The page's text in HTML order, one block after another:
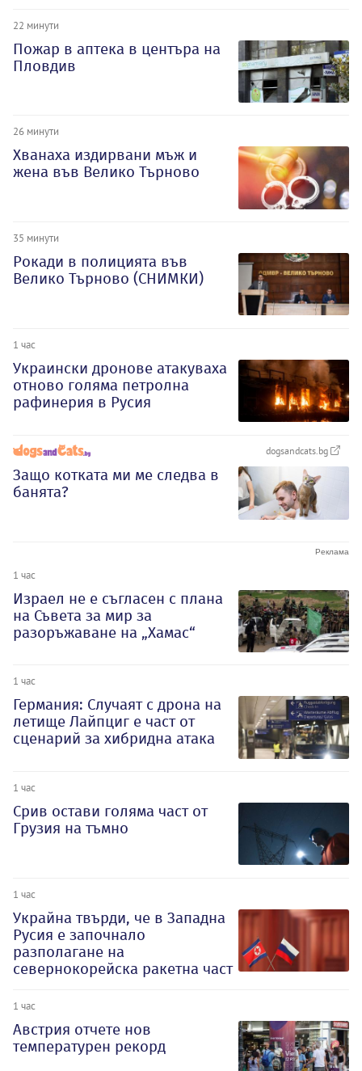
22 минути
Пожар в аптека в центъра на
Пловдив
26 минути
Хванаха издирвани мъж и
жена във Велико Търново
35 минути
Рокади в полицията във
Велико Търново (СНИМКИ)
1 час
Украински дронове атакуваха
отново голяма петролна
рафинерия в Русия
dogsandcats.bg
Защо котката ми ме следва в
банята?
1 час
Израел не е съгласен с плана
на Съвета за мир за
разоръжаване на „Хамас“
1 час
Германия: Случаят с дрона на
летище Лайпциг е част от
сценарий за хибридна атака
1 час
Срив остави голяма част от
Грузия на тъмно
1 час
Украйна твърди, че в Западна
Русия е започнало
разполагане на
севернокорейска ракетна част
1 час
Австрия отчете нов
температурен рекорд